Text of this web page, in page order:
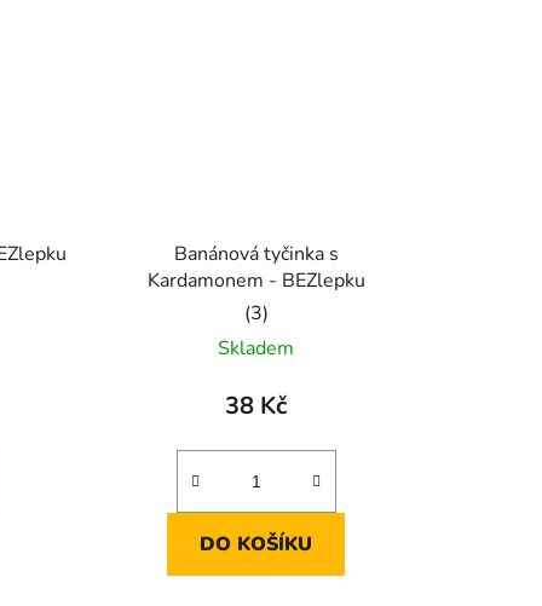
Banánová tyčinka s
Kardamonem - BEZlepku
Průměrné
hodnocení
produktu
5,0
hvězdiček.
Skladem
38 Kč
DO KOŠÍKU